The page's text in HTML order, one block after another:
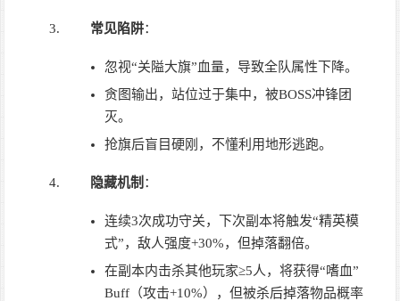
常见陷阱：
忽视“关隘大旗”血量，导致全队属性下降。
贪图输出，站位过于集中，被BOSS冲锋团
灭。
抢旗后盲目硬刚，不懂利用地形逃跑。
隐藏机制 ：
连续3次成功守关，下次副本将触发“精英模
式”，敌人强度+30%，但掉落翻倍。
在副本内击杀其他玩家≥5人，将获得“嗜血”
Buff（攻击+10%），但被杀后掉落物品概率